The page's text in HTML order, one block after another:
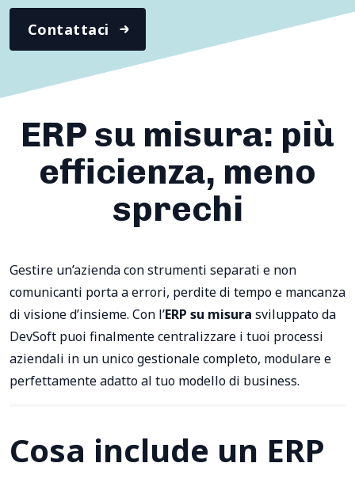
Contattaci
ERP su misura: più
efficienza, meno
sprechi
Gestire un’azienda con strumenti separati e non
comunicanti porta a errori, perdite di tempo e mancanza
di visione d’insieme. Con l’ERP su misura sviluppato da
DevSoft puoi finalmente centralizzare i tuoi processi
aziendali in un unico gestionale completo, modulare e
perfettamente adatto al tuo modello di business.
Cosa include un ERP